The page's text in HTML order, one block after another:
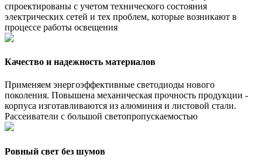
спроектированы с учетом технического состояния
электрических сетей и тех проблем, которые возникают в
процессе работы освещения
Качество и надежность материалов
Применяем энергоэффективные светодиоды нового
поколения. Повышена механическая прочность продукции -
корпуса изготавливаются из алюминия и листовой стали.
Рассеиватели с большой светопропускаемостью
Ровный свет без шумов